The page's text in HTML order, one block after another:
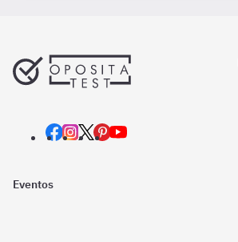
Eventos